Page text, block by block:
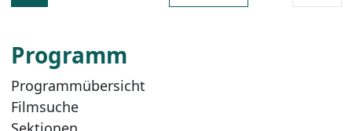
Programm
Programmübersicht
Filmsuche